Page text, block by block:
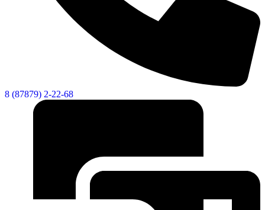
8 (87879) 2-22-68